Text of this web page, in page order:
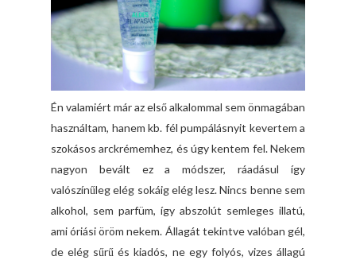
Én valamiért már az első alkalommal sem önmagában
használtam, hanem kb. fél pumpálásnyit kevertem a
szokásos arckrémemhez, és úgy kentem fel. Nekem
nagyon bevált ez a módszer, ráadásul így
valószínűleg elég sokáig elég lesz. Nincs benne sem
alkohol, sem parfüm, így abszolút semleges illatú,
ami óriási öröm nekem. Állagát tekintve valóban gél,
de elég sűrű és kiadós, ne egy folyós, vizes állagú